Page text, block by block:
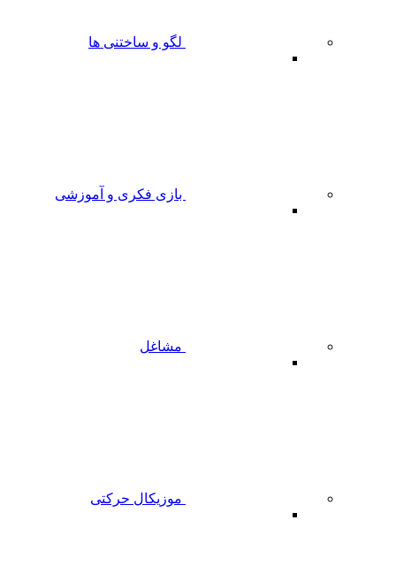
لگو و ساختنی ها
بازی فکری و آموزشی
مشاغل
موزیکال حرکتی